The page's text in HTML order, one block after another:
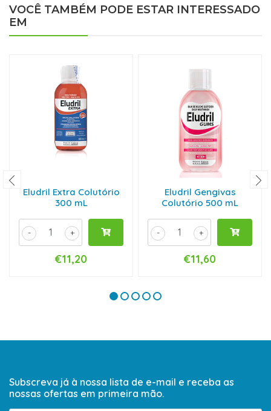
VOCÊ TAMBÉM PODE ESTAR INTERESSADO
EM
Eludril Extra Colutório
300 mL
+
-
€11,20
Eludril Gengivas
Colutório 500 mL
+
-
€11,60
Subscreva já à nossa lista de e-mail e receba as
nossas ofertas em primeira mão.